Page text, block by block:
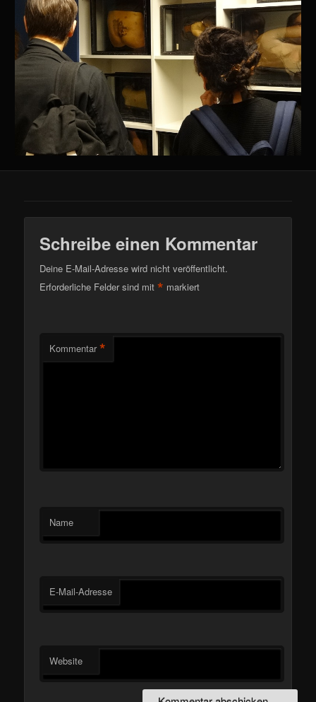
Schreibe einen Kommentar
Deine E-Mail-Adresse wird nicht veröffentlicht.
Erforderliche Felder sind mit* markiert
Kommentar *
Name
E-Mail-Adresse
Website